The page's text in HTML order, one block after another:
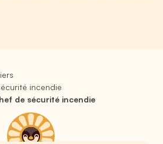
incendie
de sécurité incendie